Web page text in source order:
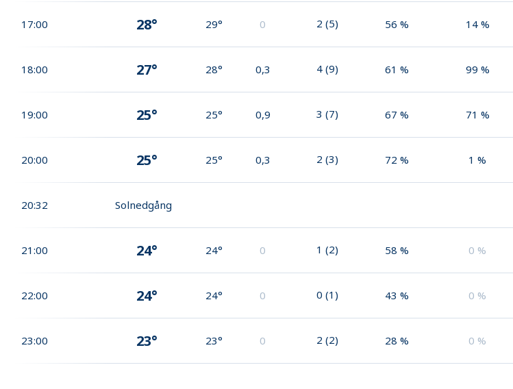
17:00 28° 29° 0 2 (5) 56 % 14 %
18:00 27° 28° 0,3 4 (9) 61 % 99 %
19:00 25° 25° 0,9 3 (7) 67 % 71 %
20:00 25° 25° 0,3 2 (3) 72 % 1 %
20:32 Solnedgång
21:00 24° 24° 0 1 (2) 58 % 0 %
22:00 24° 24° 0 0 (1) 43 % 0 %
23:00 23° 23° 0 2 (2) 28 % 0 %